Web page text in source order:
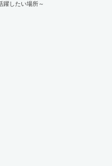
躍したい場所～